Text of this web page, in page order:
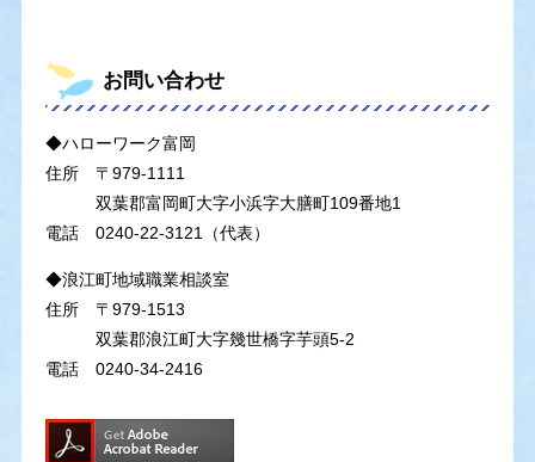
お問い合わせ
◆ハローワーク富岡
住所 〒979-1111
双葉郡富岡町大字小浜字大膳町109番地1
電話 0240-22-3121（代表）
◆浪江町地域職業相談室
住所 〒979-1513
双葉郡浪江町大字幾世橋字芋頭5-2
電話 0240-34-2416